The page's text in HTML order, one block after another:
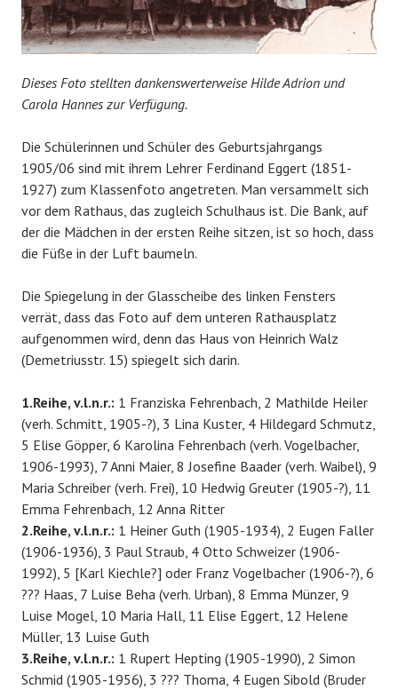
Dieses Foto stellten dankenswerterweise Hilde Adrion und
Carola Hannes zur Verfügung.
Die Schülerinnen und Schüler des Geburtsjahrgangs
1905/06 sind mit ihrem Lehrer Ferdinand Eggert (1851-
1927) zum Klassenfoto angetreten. Man versammelt sich
vor dem Rathaus, das zugleich Schulhaus ist. Die Bank, auf
der die Mädchen in der ersten Reihe sitzen, ist so hoch, dass
die Füße in der Luft baumeln.
Die Spiegelung in der Glasscheibe des linken Fensters
verrät, dass das Foto auf dem unteren Rathausplatz
aufgenommen wird, denn das Haus von Heinrich Walz
(Demetriusstr. 15) spiegelt sich darin.
1.Reihe, v.l.n.r.: 1 Franziska Fehrenbach, 2 Mathilde Heiler
(verh. Schmitt, 1905-?), 3 Lina Kuster, 4 Hildegard Schmutz,
5 Elise Göpper, 6 Karolina Fehrenbach (verh. Vogelbacher,
1906-1993), 7 Anni Maier, 8 Josefine Baader (verh. Waibel), 9
Maria Schreiber (verh. Frei), 10 Hedwig Greuter (1905-?), 11
Emma Fehrenbach, 12 Anna Ritter
2.Reihe, v.l.n.r.: 1 Heiner Guth (1905-1934), 2 Eugen Faller
(1906-1936), 3 Paul Straub, 4 Otto Schweizer (1906-
1992), 5 [Karl Kiechle?] oder Franz Vogelbacher (1906-?), 6
??? Haas, 7 Luise Beha (verh. Urban), 8 Emma Münzer, 9
Luise Mogel, 10 Maria Hall, 11 Elise Eggert, 12 Helene
Müller, 13 Luise Guth
3.Reihe, v.l.n.r.: 1 Rupert Hepting (1905-1990), 2 Simon
Schmid (1905-1956), 3 ??? Thoma, 4 Eugen Sibold (Bruder